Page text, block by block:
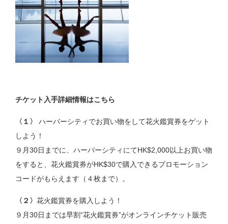
チケット入手詳細情報はこちら
〈１〉
ハーバーシティでお買い物をして花火鑑賞券をゲット
しよう！
９月30日までに、ハーバーシティにてHK$2,000以上お買い物
をすると、花火鑑賞券がHK$30で購入できるプロモーション
コードがもらえます（４枚まで）。
〈２〉花火鑑賞券を購入しよう！
９月30日までは早割“花火鑑賞券”がオンラインチケット販売